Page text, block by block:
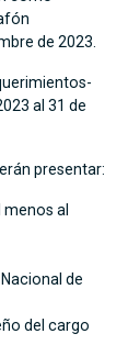
de 2023.
al 31 de
presentar:
al
de
del cargo